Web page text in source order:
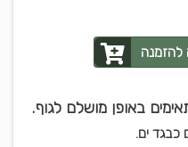
להזמנה
באופן מושלם לגוף.
כבגד ים.